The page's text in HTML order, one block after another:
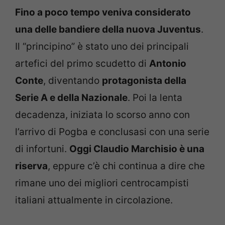
Fino a poco tempo veniva considerato
una delle bandiere della nuova Juventus.
Il “principino” è stato uno dei principali
artefici del primo scudetto di Antonio
Conte, diventando protagonista della
Serie A e della Nazionale. Poi la lenta
decadenza, iniziata lo scorso anno con
l’arrivo di Pogba e conclusasi con una serie
di infortuni. Oggi Claudio Marchisio è una
riserva, eppure c’è chi continua a dire che
rimane uno dei migliori centrocampisti
italiani attualmente in circolazione.